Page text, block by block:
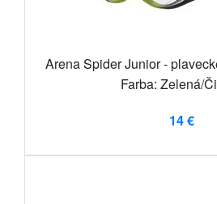
Arena Spider Junior -
Farba: Zelená/
14 €